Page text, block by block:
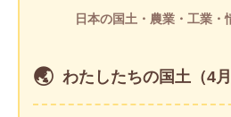
日本の国土・農業・工業・
🌏 わたしたちの国土（4月